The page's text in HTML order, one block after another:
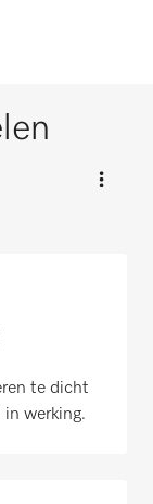
te dicht
werking.